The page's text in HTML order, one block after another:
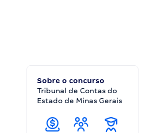
Sobre o concurso
Tribunal de Contas do
Estado de Minas Gerais